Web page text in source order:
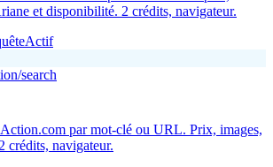
et disponibilité. 2 crédits, navigateur.
Actif
search
par mot-clé ou URL. Prix, images,
crédits, navigateur.